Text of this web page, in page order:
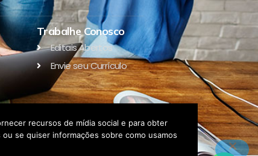
Trabalhe Conosco
Editais Abertos
Envie seu Currículo
recursos de mídia social e para obter
se quiser informações sobre como usamos